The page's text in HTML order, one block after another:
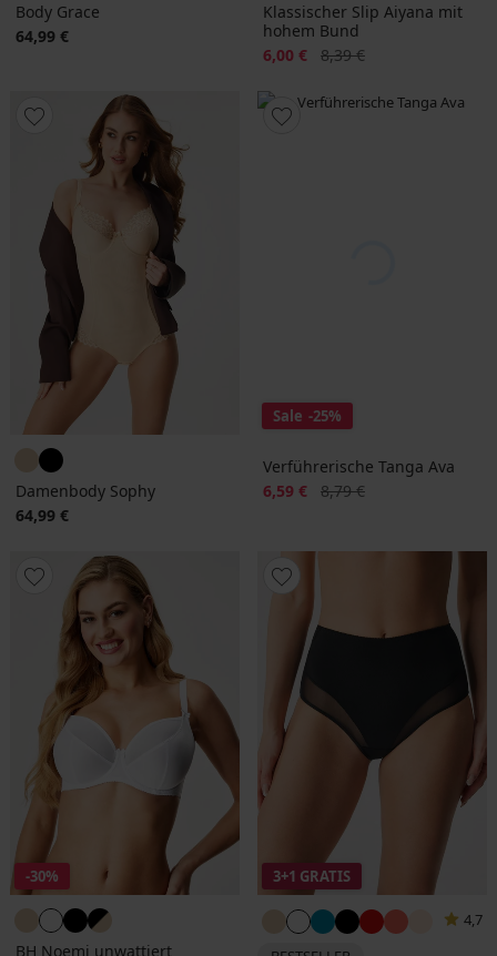
Body Grace
64,99 €
Klassischer Slip Aiyana mit
hohem Bund
Rabatt
6,00 € Alter Preis
8,39 €
Damenbody Sophy
64,99 €
Sale -25%
Verführerische Tanga Ava
Rabatt
6,59 € Alter Preis
8,79 €
-30%
BH Noemi unwattiert
3+1 GRATIS
4,7